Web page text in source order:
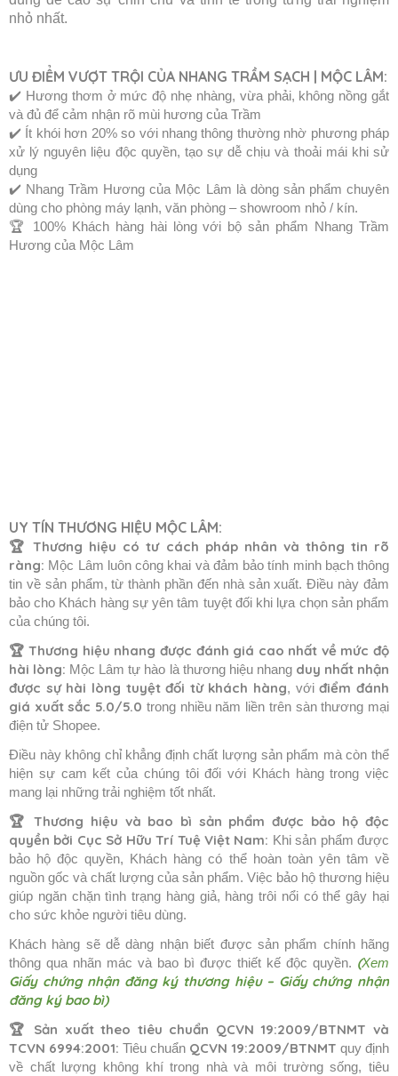
nhỏ nhất.
ƯU ĐIỂM VƯỢT TRỘI CỦA NHANG TRẦM SẠCH | MỘC LÂM:
✔️ Hương thơm ở mức độ nhẹ nhàng, vừa phải, không nồng gắt
và đủ để cảm nhận rõ mùi hương của Trầm
✔️ Ít khói hơn 20% so với nhang thông thường nhờ phương pháp
xử lý nguyên liệu độc quyền, tạo sự dễ chịu và thoải mái khi sử
dụng
✔️ Nhang Trầm Hương của Mộc Lâm là dòng sản phẩm chuyên
dùng cho phòng máy lạnh, văn phòng – showroom nhỏ / kín.
🏆 100% Khách hàng hài lòng với bộ sản phẩm Nhang Trầm
Hương của Mộc Lâm
UY TÍN THƯƠNG HIỆU MỘC LÂM:
🏆 Thương hiệu có tư cách pháp nhân và thông tin rõ
ràng: Mộc Lâm luôn công khai và đảm bảo tính minh bạch thông
tin về sản phẩm, từ thành phần đến nhà sản xuất. Điều này đảm
bảo cho Khách hàng sự yên tâm tuyệt đối khi lựa chọn sản phẩm
của chúng tôi.
🏆 Thương hiệu nhang được đánh giá cao nhất về mức độ
hài lòng: Mộc Lâm tự hào là thương hiệu nhangduy nhất nhận
được sự hài lòng tuyệt đối từ khách hàng, vớiđiểm đánh
giá xuất sắc 5.0/5.0 trong nhiều năm liền trên sàn thương mại
điện tử Shopee.
Điều này không chỉ khẳng định chất lượng sản phẩm mà còn thể
hiện sự cam kết của chúng tôi đối với Khách hàng trong việc
mang lại những trải nghiệm tốt nhất.
🏆 Thương hiệu và bao bì sản phẩm được bảo hộ độc
quyền bởi Cục Sở Hữu Trí Tuệ Việt Nam: Khi sản phẩm được
bảo hộ độc quyền, Khách hàng có thể hoàn toàn yên tâm về
nguồn gốc và chất lượng của sản phẩm. Việc bảo hộ thương hiệu
giúp ngăn chặn tình trạng hàng giả, hàng trôi nổi có thể gây hại
cho sức khỏe người tiêu dùng.
Khách hàng sẽ dễ dàng nhận biết được sản phẩm chính hãng
thông qua nhãn mác và bao bì được thiết kế độc quyền. (Xem
Giấy chứng nhận đăng ký thương hiệu– Giấy chứng nhận
đăng ký bao bì)
🏆 Sản xuất theo tiêu chuẩn QCVN 19:2009/BTNMT và
TCVN 6994:2001: Tiêu chuẩn QCVN 19:2009/BTNMT quy định
về chất lượng không khí trong nhà và môi trường sống, tiêu